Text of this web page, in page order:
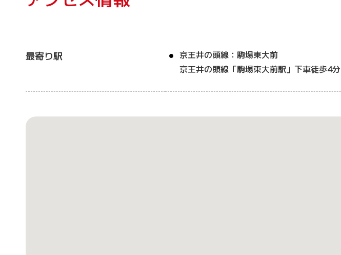
最寄り駅
京王井の頭線：駒場東大前
京王井の頭線「駒場東大前駅」下車徒歩4分